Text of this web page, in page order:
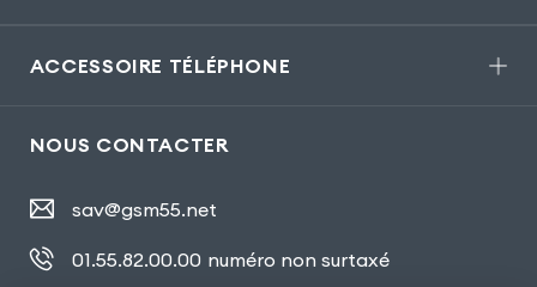
ACCESSOIRE TÉLÉPHONE
NOUS CONTACTER
sav@gsm55.net
01.55.82.00.00 numéro non surtaxé